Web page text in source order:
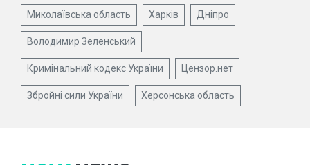
Миколаївська область Харків Дніпро
Володимир Зеленський
Кримінальний кодекс України Цензор.нет
Збройні сили України Херсонська область